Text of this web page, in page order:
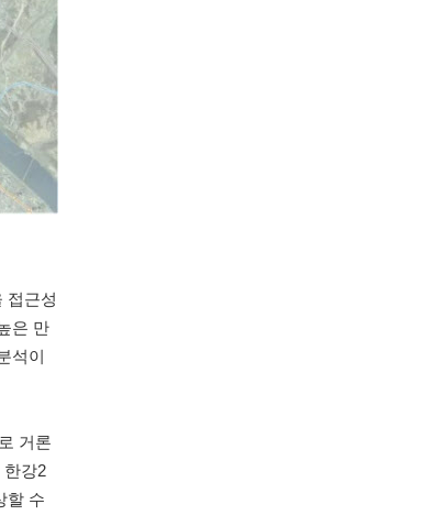
접근성
은 만
석이
거론
한강2
할 수